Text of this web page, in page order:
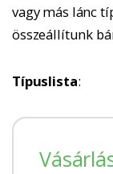
vagy más lánc
összeállítunk
Típuslista: